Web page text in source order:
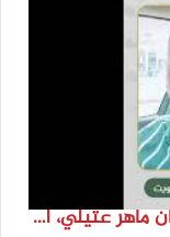
انتماء2021: موال لعيون فلسطين، الفنان ماهر عتيلي، الكويت